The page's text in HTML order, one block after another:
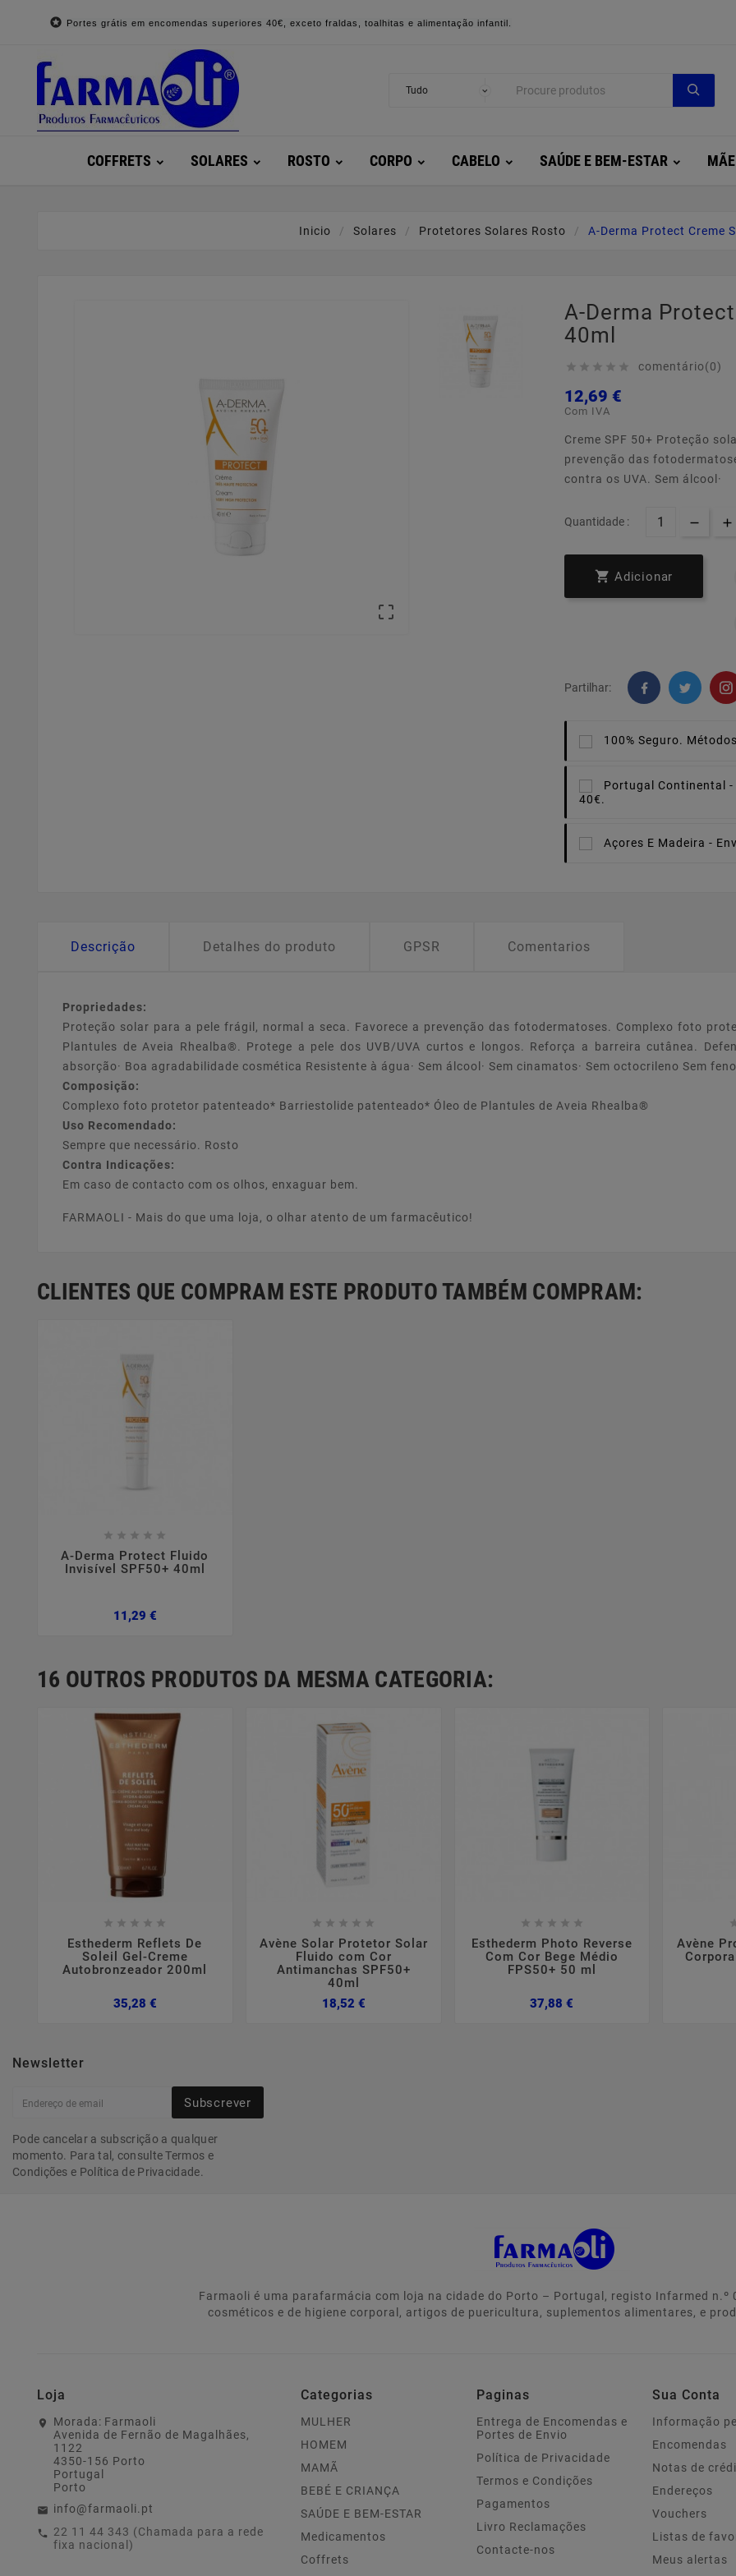
 Portes grátis em encomendas superiores 40€, exceto fraldas, toalhitas e alimentação infantil.
COFFRETS SOLARES ROSTO CORPO CABELO SAÚDE E BEM-ESTAR
Inicio Solares Protetores Solares Rosto A-Derma Protect Creme

A-Derma
40ml
     comentário(0)
12,69 €
Com IVA
Creme SPF 50+ Proteção
prevenção das
contra os UVA. Sem álcool·
Quantidade :
 Adicionar
Partilhar:
100% Seguro.
Portugal Continental -
40€.
Açores E Madeira -
Descrição Detalhes do produto GPSR Comentarios
Propriedades:
Proteção solar para a pele frágil, normal a seca. Favorece a prevenção das fotodermatoses. Complexo foto
Plantules de Aveia Rhealba®. Protege a pele dos UVB/UVA curtos e longos. Reforça a barreira cutânea.
absorção· Boa agradabilidade cosmética Resistente à água· Sem álcool· Sem cinamatos· Sem octocrileno Sem
Composição:
Complexo foto protetor patenteado* Barriestolide patenteado* Óleo de Plantules de Aveia Rhealba®
Uso Recomendado:
Sempre que necessário. Rosto
Contra Indicações:
Em caso de contacto com os olhos, enxaguar bem.
FARMAOLI - Mais do que uma loja, o olhar atento de um farmacêutico!
CLIENTES QUE COMPRAM ESTE PRODUTO TAMBÉM COMPRAM:
    
A-Derma Protect Fluido
Invisível SPF50+ 40ml
11,29 €Preço
16 OUTROS PRODUTOS DA MESMA CATEGORIA:
    
Esthederm Reflets De
Soleil Gel-Creme
Autobronzeador 200ml
35,28 €Preço
    
Avène Solar Protetor Solar
Fluido com Cor
Antimanchas SPF50+
40ml
18,52 €Preço
    
Esthederm Photo Reverse
Com Cor Bege Médio
FPS50+ 50 ml
37,88 €
Avène
Newsletter
Subscrever
Pode cancelar a subscrição a qualquer
momento. Para tal, consulte Termos e
Condições e Política de Privacidade.
Farmaoli é uma parafarmácia com loja na cidade do Porto – Portugal, registo Infarmed n.º
cosméticos e de higiene corporal, artigos de puericultura, suplementos alimentares, e
Loja
Morada: Farmaoli
Avenida de Fernão de Magalhães,
1122
4350-156 Porto
Portugal
Porto
info@farmaoli.pt
22 11 44 343 (Chamada para a rede
fixa nacional)
Categorias
MULHER
HOMEM
MAMÃ
BEBÉ E CRIANÇA
SAÚDE E BEM-ESTAR
Medicamentos
Coffrets
Paginas
Entrega de Encomendas e
Portes de Envio
Política de Privacidade
Termos e Condições
Pagamentos
Livro Reclamações
Contacte-nos
Sua Conta
Informação
Encomendas
Notas de
Endereços
Vouchers
Listas de
Meus alertas